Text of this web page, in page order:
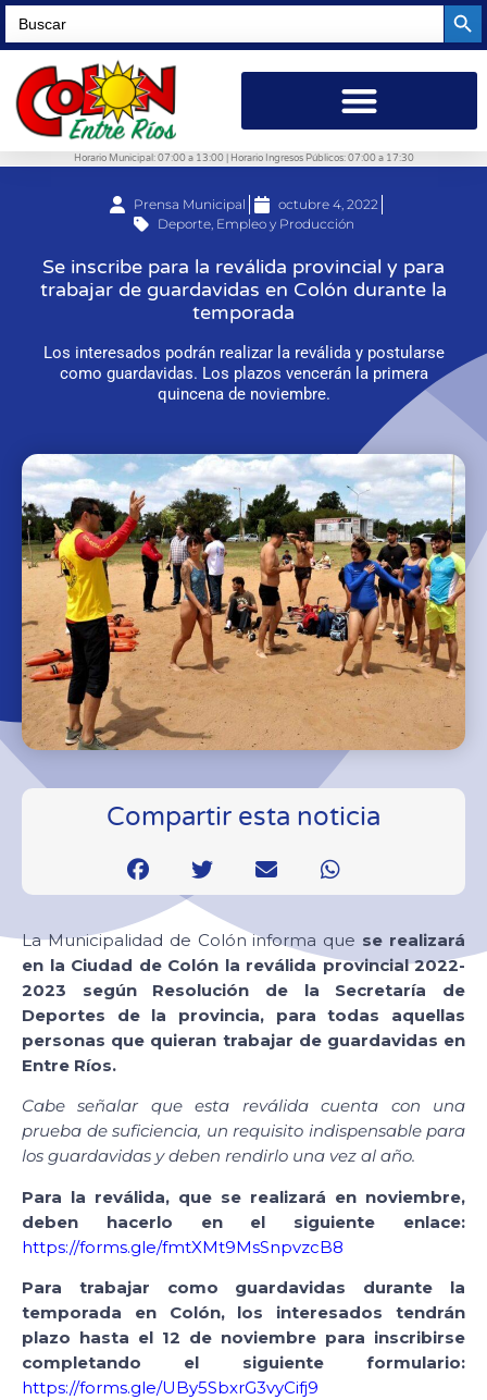
Search
for:
Horario Municipal: 07:00 a 13:00 | Horario Ingresos Públicos: 07:00 a 17:30
Prensa Municipal
octubre 4, 2022
Deporte Empleo y Producción
Se inscribe para la reválida provincial y para
trabajar de guardavidas en Colón durante la
temporada
Los interesados podrán realizar la reválida y postularse
como guardavidas. Los plazos vencerán la primera
quincena de noviembre.
Compartir esta noticia
La Municipalidad de Colón informa que se realizará
en la Ciudad de Colón la reválida provincial 2022-
2023 según Resolución de la Secretaría de
Deportes de la provincia, para todas aquellas
personas que quieran trabajar de guardavidas en
Entre Ríos.
Cabe señalar que esta reválida cuenta con una
prueba de suficiencia, un requisito indispensable para
los guardavidas y deben rendirlo una vez al año.
Para la reválida, que se realizará en noviembre,
deben hacerlo en el siguiente enlace:
https://forms.gle/fmtXMt9MsSnpvzcB8
Para trabajar como guardavidas durante la
temporada en Colón, los interesados tendrán
plazo hasta el 12 de noviembre para inscribirse
completando el siguiente formulario:
https://forms.gle/UBy5SbxrG3vyCifj9